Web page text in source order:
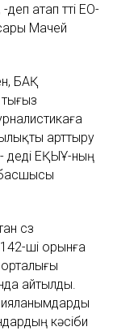
атап өтті ЕО-
Мачей
БАҚ
арттыру
деді ЕҚЫҰ-ның
сөз
ші орынға
айтылды.
кәсіби